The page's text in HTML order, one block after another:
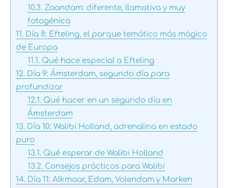
10.3.Zaandam: diferente, llamativa y muy
fotogénica
11. Día 8: Efteling, el parque temático más mágico
de Europa
11.1.Qué hace especial a Efteling
12. Día 9: Ámsterdam, segundo día para
profundizar
12.1.Qué hacer en un segundo día en
Ámsterdam
13. Día 10: Walibi Holland, adrenalina en estado
puro
13.1.Qué esperar de Walibi Holland
13.2.Consejos prácticos para Walibi
14. Día 11: Alkmaar, Edam, Volendam y Marken